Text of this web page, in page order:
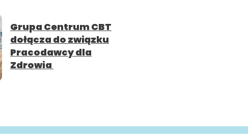
Grupa Centrum CBT
dołącza do związku
Pracodawcy dla
Zdrowia